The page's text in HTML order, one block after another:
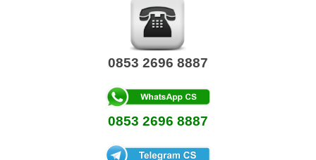
0853 2696 8887
0853 2696 8887